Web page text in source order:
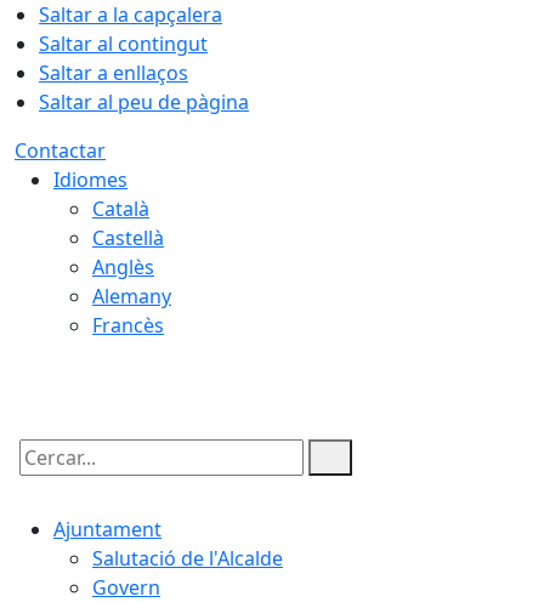
Saltar a la capçalera
Saltar al contingut
Saltar a enllaços
Saltar al peu de pàgina
Contactar
Idiomes
Català
Castellà
Anglès
Alemany
Francès
Cercar:
Ajuntament
Salutació de l'Alcalde
Govern